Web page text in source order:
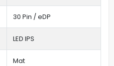
30 Pin / eDP
LED IPS
Mat